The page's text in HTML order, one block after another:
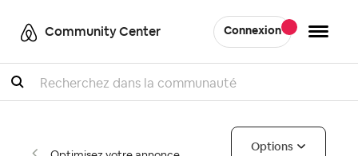
Community Center Connexion
Recherche
Options